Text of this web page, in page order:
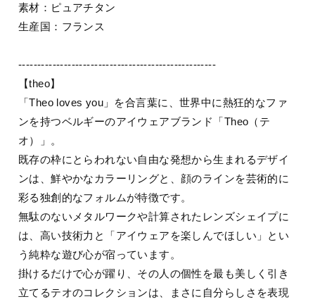
素材：ピュアチタン
生産国：フランス
----------------------------------------------------
【theo】
「Theo loves you」を合言葉に、世界中に熱狂的なファ
ンを持つベルギーのアイウェアブランド「Theo（テ
オ）」。
既存の枠にとらわれない自由な発想から生まれるデザイ
ンは、鮮やかなカラーリングと、顔のラインを芸術的に
彩る独創的なフォルムが特徴です。
無駄のないメタルワークや計算されたレンズシェイプに
は、高い技術力と「アイウェアを楽しんでほしい」とい
う純粋な遊び心が宿っています。
掛けるだけで心が躍り、その人の個性を最も美しく引き
立てるテオのコレクションは、まさに自分らしさを表現